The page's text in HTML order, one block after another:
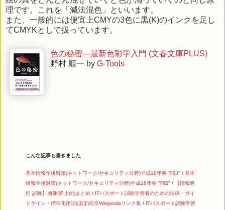
理です。これを「減法混色」といいます。
また、一般的には便宜上CMYの3色に黒(K)のインクを足し
てCMYKとして扱っています。
色の秘密―最新色彩学入門 (文春文庫PLUS)
野村 順一 by G-Tools
こんな記事も書きました
基本情報午後対策(ネットワーク/セキュリティ分野)平成18年春 "問3" / 基本
情報午後対策(ネットワーク/セキュリティ分野)平成18年春 "問2" /
【情報処
理 試験】画像(静止画)まとめ / ITパスポート試験学習者のための法律・ガイ
ドライン・標準化用語(ほぼ)完全Wikipediaリンク集 / ITパスポート試験学習